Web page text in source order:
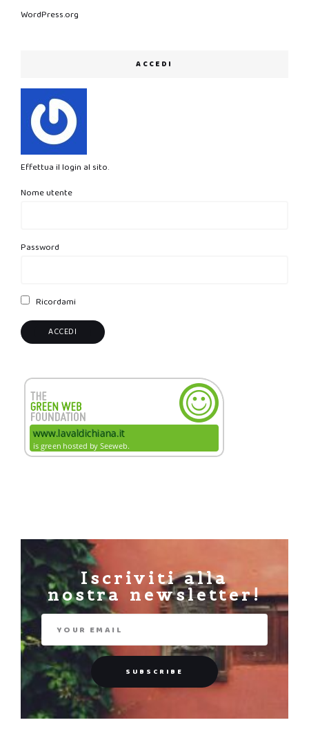
WordPress.org
ACCEDI
Effettua il login al sito.
Nome utente
Password
Ricordami
Iscriviti alla
nostra newsletter!